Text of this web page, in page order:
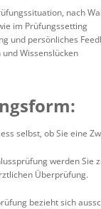
nach
im Prüfungssetting
und persönliches
Wissenslücken
selbst, ob Sie eine
werden
Überprüfung.
bezieht sich